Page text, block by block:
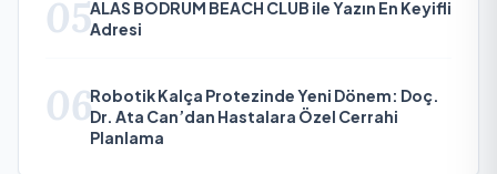
05ALAS BODRUM BEACH CLUB ile Yazın En Keyifli
Adresi
06Robotik Kalça Protezinde Yeni Dönem: Doç.
Dr. Ata Can’dan Hastalara Özel Cerrahi
Planlama